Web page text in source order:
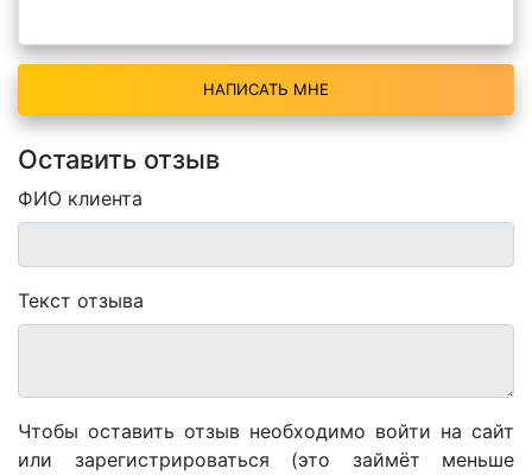
НАПИСАТЬ МНЕ
Оставить отзыв
ФИО клиента
Текст отзыва
Чтобы оставить отзыв необходимо войти на сайт
или зарегистрироваться (это займёт меньше